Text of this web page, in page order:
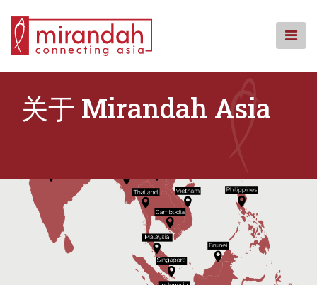
content
我们的团队
联系我们
关于 Mirandah Asia